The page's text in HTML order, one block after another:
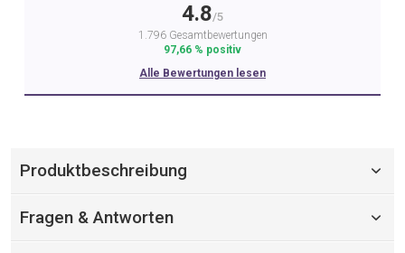
4.8/5
1.796 Gesamtbewertungen
97,66 % positiv
Alle Bewertungen lesen
Produktbeschreibung
Fragen & Antworten